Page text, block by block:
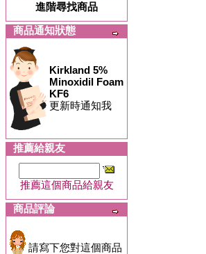
進階尋找商品
商品通知狀態
Kirkland 5%
Minoxidil Foam
KF6
更新時通知我
推薦給親友
推薦這個商品給親友
商品評論
請寫下您對這個商品